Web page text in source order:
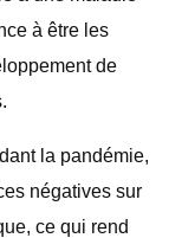
à être les
de
la pandémie,
négatives sur
ce qui rend